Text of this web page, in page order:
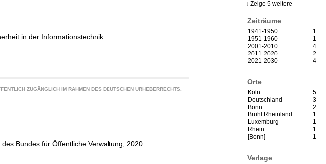
Zeige 5 weitere
Zeiträume
1
1941-1950
1
1951-1960
4
2001-2010
2
2011-2020
4
2021-2030
Orte
5
Köln
3
Deutschland
2
Bonn
1
Brühl Rheinland
1
Luxemburg
1
Rhein
1
[Bonn]
Verlage
in der Informationstechnik
ZUGÄNGLICH IM RAHMEN DES DEUTSCHEN URHEBERRECHTS.
Bundes für Öffentliche Verwaltung, 2020